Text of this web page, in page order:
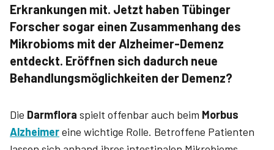
Erkrankungen mit. Jetzt haben Tübinger
Forscher sogar einen Zusammenhang des
Mikrobioms mit der Alzheimer-Demenz
entdeckt. Eröffnen sich dadurch neue
Behandlungsmöglichkeiten der Demenz?
Die Darmflora spielt offenbar auch beim Morbus
Alzheimereine wichtige Rolle. Betroffene Patienten